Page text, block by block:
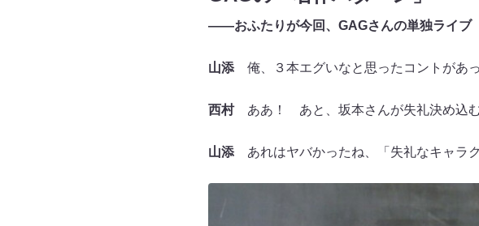
――おふたりが今回、GAGさんの単独ライブ
山添俺、３本エグいなと思ったコントがあっ
西村ああ！ あと、坂本さんが失礼決め込む
山添あれはヤバかったね、「失礼なキャラク